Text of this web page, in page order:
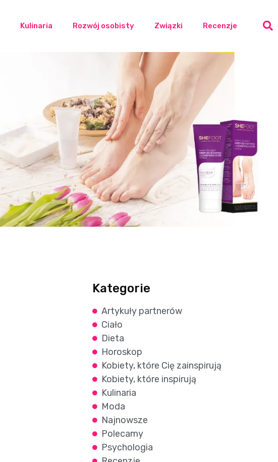
Kulinaria Rozwój osobisty Związki Recenzje
Kategorie
Artykuły partnerów
Ciało
Dieta
Horoskop
Kobiety, które Cię zainspirują
Kobiety, które inspirują
Kulinaria
Moda
Najnowsze
Polecamy
Psychologia